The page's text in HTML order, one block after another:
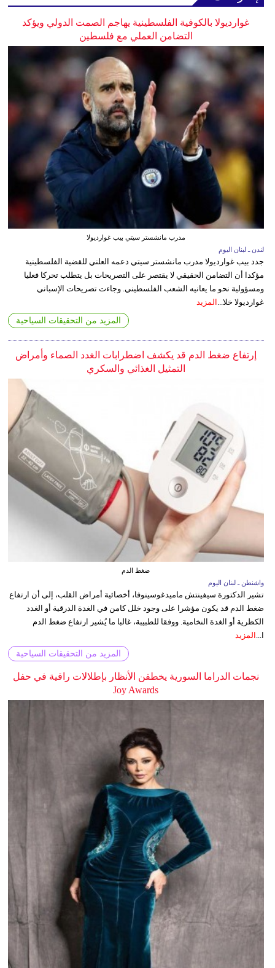
غوارديولا بالكوفية الفلسطينية يهاجم الصمت الدولي ويؤكد
التضامن العملي مع فلسطين
مدرب مانشستر سيتي بيب غوارديولا
لندن ـ لبنان اليوم
جدد بيب غوارديولا مدرب مانشستر سيتي دعمه العلني للقضية الفلسطينية
مؤكدا أن التضامن الحقيقي لا يقتصر على التصريحات بل يتطلب تحركا فعليا
ومسؤولية نحو ما يعانيه الشعب الفلسطيني. وجاءت تصريحات الإسباني
غوارديولا خلا... المزيد
المزيد من التحقيقات السياحية
إرتفاع ضغط الدم قد يكشف اضطرابات الغدد الصماء وأمراض
التمثيل الغذائي والسكري
ضغط الدم
واشنطن ـ لبنان اليوم
تشير الدكتورة سيفينتش ماميدغوسينوفا، أخصائية أمراض القلب، إلى أن ارتفاع
ضغط الدم قد يكون مؤشرا على وجود خلل كامن في الغدة الدرقية أو الغدد
الكظرية أو الغدة النخامية. ووفقا للطبيبة، غالبا ما يُشير ارتفاع ضغط الدم
ا... المزيد
المزيد من التحقيقات السياحية
نجمات الدراما السورية يخطفن الأنظار بإطلالات راقية في حفل
Joy Awards